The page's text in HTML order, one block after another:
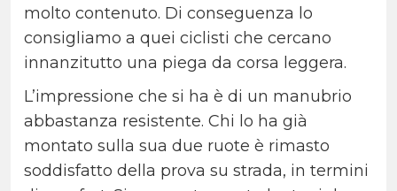
molto contenuto. Di conseguenza lo
consigliamo a quei ciclisti che cercano
innanzitutto una piega da corsa leggera.
L’impressione che si ha è di un manubrio
abbastanza resistente. Chi lo ha già
montato sulla sua due ruote è rimasto
soddisfatto della prova su strada, in termini